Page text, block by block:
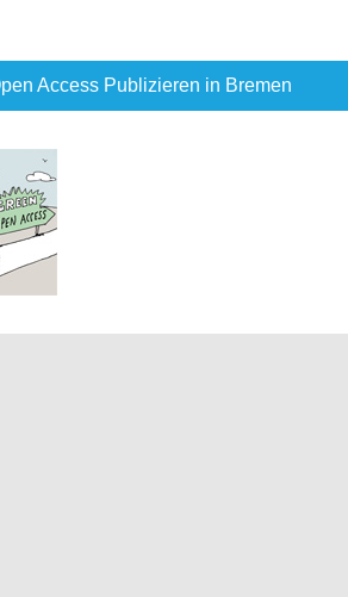
Access Publizieren in Bremen